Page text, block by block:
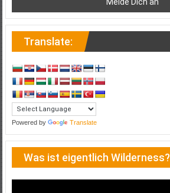
Translate:
Powered by Translate
Was ist eigentlich Wilderness?